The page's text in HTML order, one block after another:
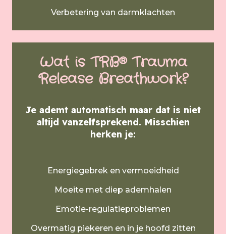
Verbetering van darmklachten
Wat is TRB® Trauma
Release Breathwork?
Je ademt automatisch maar dat is niet
altijd vanzelfsprekend. Misschien
herken je:
Energiegebrek en vermoeidheid
Moeite met diep ademhalen
Emotie-regulatieproblemen
Overmatig piekeren en in je hoofd zitten